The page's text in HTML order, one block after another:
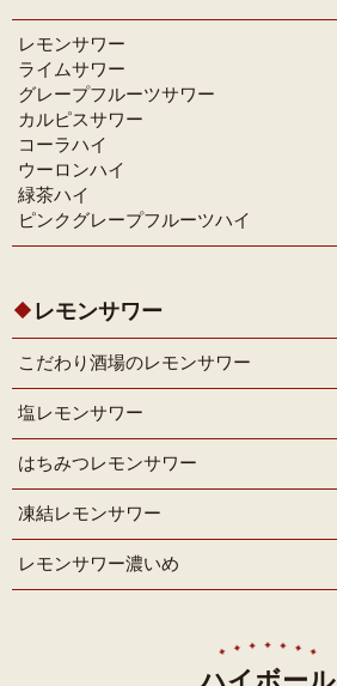
レモンサワー
ライムサワー
グレープフルーツサワー
カルピスサワー
コーラハイ
ウーロンハイ
緑茶ハイ
ピンクグレープフルーツハイ
レモンサワー
こだわり酒場のレモンサワー
塩レモンサワー
はちみつレモンサワー
凍結レモンサワー
レモンサワー濃いめ